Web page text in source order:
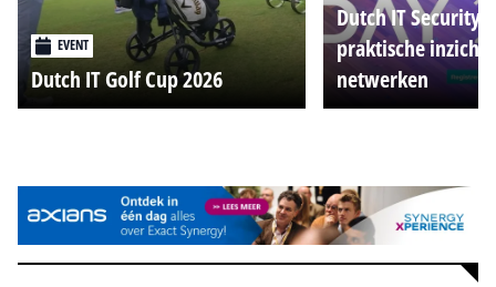
EVENT
Dutch IT Golf Cup 2026
Dutch IT Security
praktische
netwerken